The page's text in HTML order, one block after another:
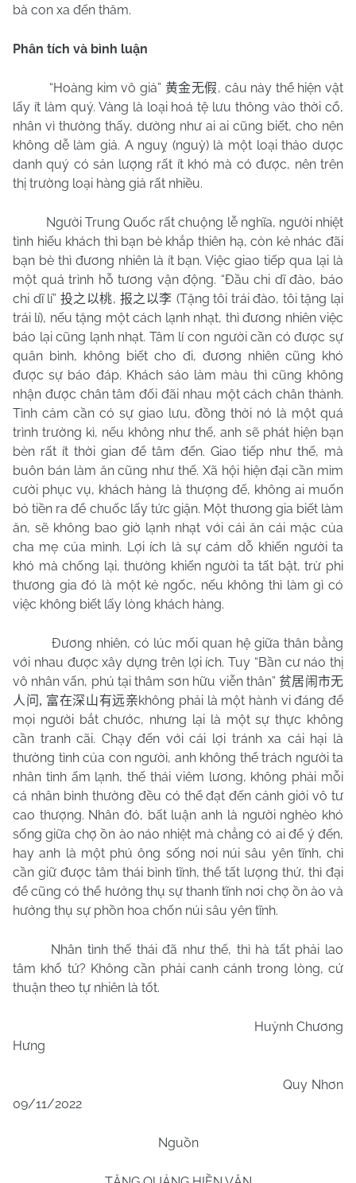
bà con xa đến thăm.
Phân tích và bình luận
“Hoàng kim vô giả” 黄金无假, câu này thể hiện vật
lấy ít làm quý. Vàng là loại hoá tệ lưu thông vào thời cổ,
nhân vì thường thấy, dường như ai ai cũng biết, cho nên
không dễ làm giả. A nguỵ (nguỳ) là một loại thảo dược
danh quý có sản lượng rất ít khó mà có được, nên trên
thị trường loại hàng giả rất nhiều.
Người Trung Quốc rất chuộng lễ nghĩa, người nhiệt
tình hiếu khách thì bạn bè khắp thiên hạ, còn kẻ nhác đãi
bạn bè thì đương nhiên là ít bạn. Việc giao tiếp qua lại là
một quá trình hỗ tương vận động. “Đầu chi dĩ đào, báo
chi dĩ lí” 投之以桃, 报之以李 (Tặng tôi trái đào, tôi tặng lại
trái lí), nếu tặng một cách lạnh nhạt, thì đương nhiên việc
báo lại cũng lạnh nhạt. Tâm lí con người cần có được sự
quân bình, không biết cho đi, đương nhiên cũng khó
được sự báo đáp. Khách sáo làm màu thì cũng không
nhận được chân tâm đối đãi nhau một cách chân thành.
Tình cảm cần có sự giao lưu, đồng thời nó là một quá
trình trường kì, nếu không như thế, anh sẽ phát hiện bạn
bèn rất ít thời gian để tâm đến. Giao tiếp như thế, mà
buôn bán làm ăn cũng như thế. Xã hội hiện đại cần mỉm
cười phục vụ, khách hàng là thượng đế, không ai muốn
bỏ tiền ra để chuốc lấy tức giận. Một thương gia biết làm
ăn, sẽ không bao giờ lạnh nhạt với cái ăn cái mặc của
cha mẹ của mình. Lợi ích là sự cám dỗ khiến người ta
khó mà chống lại, thường khiến người ta tất bật, trừ phi
thương gia đó là một kẻ ngốc, nếu không thì làm gì có
việc không biết lấy lòng khách hàng.
Đương nhiên, có lúc mối quan hệ giữa thân bằng
với nhau được xây dựng trên lợi ích. Tuy “Bần cư náo thị
vô nhân vấn, phú tại thâm sơn hữu viễn thân” 贫居闹市无
人问 , 富在深山有远亲không phải là một hành vi đáng để
mọi người bắt chước, nhưng lại là một sự thực không
cần tranh cãi. Chạy đến với cái lợi tránh xa cái hại là
thường tình của con người, anh không thể trách người ta
nhân tình ấm lạnh, thế thái viêm lương, không phải mỗi
cá nhân bình thường đều có thể đạt đến cảnh giới vô tư
cao thượng. Nhân đó, bất luận anh là người nghèo khó
sống giữa chợ ồn ào náo nhiệt mà chẳng có ai để ý đến,
hay anh là một phú ông sống nơi núi sâu yên tĩnh, chỉ
cần giữ được tâm thái bình tĩnh, thể tất lượng thứ, thì đại
để cũng có thể hưởng thụ sự thanh tĩnh nơi chợ ồn ào và
hưởng thụ sự phồn hoa chốn núi sâu yên tĩnh.
Nhân tình thế thái đã như thế, thì hà tất phải lao
tâm khổ tứ? Không cần phải canh cánh trong lòng, cứ
thuận theo tự nhiên là tốt.
Huỳnh Chương
Hưng
Quy Nhơn
09/11/2022
Nguồn